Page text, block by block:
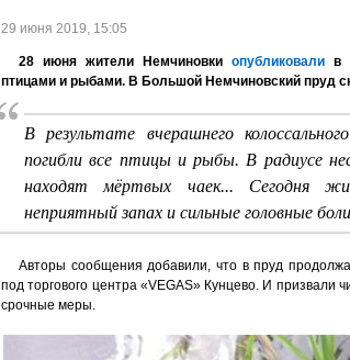
29 июня 2019, 15:05
28 июня жители Немчиновки опубликовалив
птицами и рыбами. В Большой Немчиновский пруд
В результате вчерашнего
погибли все птицы и рыбы. В радиусе
находят мёртвых чаек... Сегодня
неприятный запах и сильные головные
Авторы сообщения добавили, что в пруд
под торгового центра «VEGAS» Кунцево. И призвали
срочные меры.